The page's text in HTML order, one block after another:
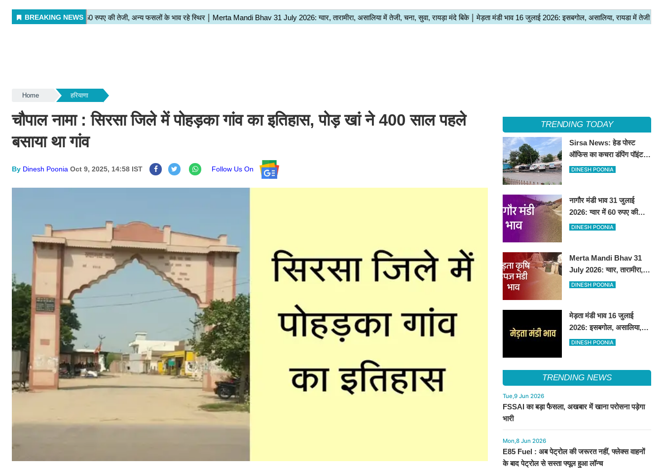
Home हरियाणा
चौपाल नामा : सिरसा जिले में पोहड़का गांव का इतिहास, पोड़ खां ने 400 साल पहले
बसाया था गांव
By Dinesh Poonia Oct 9, 2025, 14:58 IST Follow Us On
TRENDING TODAY
Sirsa News: हेड पोस्ट
ऑफिस का कचरा डंपिंग पॉइंट
हटाकर बनेगा 'आई लव सिरसा'
DINESH POONIA
नागौर मंडी भाव 31 जुलाई
2026: ग्वार में 60 रुपए की
तेजी, अन्य फसलों के भाव रहे
DINESH POONIA
Merta Mandi Bhav 31
July 2026: ग्वार, तारामीरा,
असालिया में तेजी, चना, सुवा,
DINESH POONIA
मेड़ता मंडी भाव 16 जुलाई
2026: इसबगोल, असालिया,
रायडा में तेजी चना, सुवा, ग्वार में
DINESH POONIA
TRENDING NEWS
Tue,9 Jun 2026
FSSAI का बड़ा फैसला, अखबार में खाना परोसना पड़ेगा
भारी
Mon,8 Jun 2026
E85 Fuel : अब पेट्रोल की जरूरत नहीं, फ्लेक्स वाहनों
के बाद पेट्रोल से सस्ता फ्यूल हुआ लॉन्च